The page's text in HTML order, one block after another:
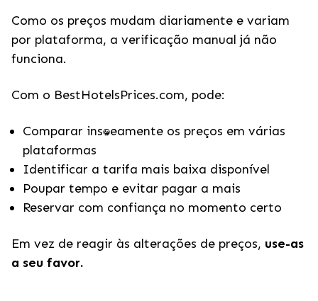
Como os preços mudam diariamente e variam
por plataforma, a verificação manual já não
funciona.
Com o BestHotelsPrices.com, pode:
Comparar instantaneamente os preços em várias
plataformas
Identificar a tarifa mais baixa disponível
Poupar tempo e evitar pagar a mais
Reservar com confiança no momento certo
Em vez de reagir às alterações de preços, use-as
a seu favor.